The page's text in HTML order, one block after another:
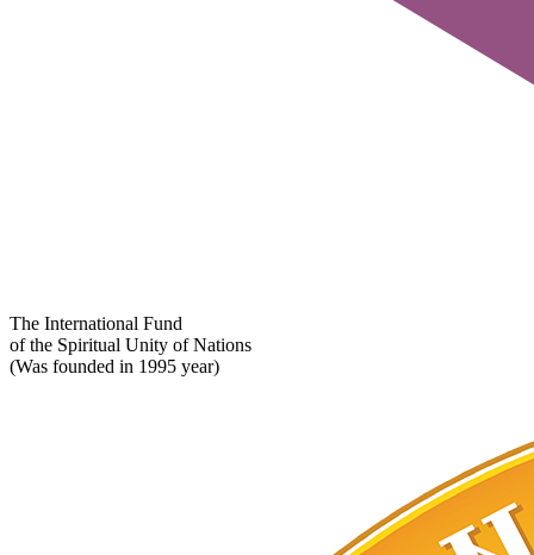
The International Fund
of the Spiritual Unity of Nations
(Was founded in 1995 year)